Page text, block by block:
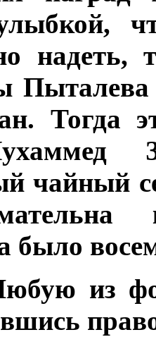
надеть,
Пыталева
Тогда
чайный
было
из